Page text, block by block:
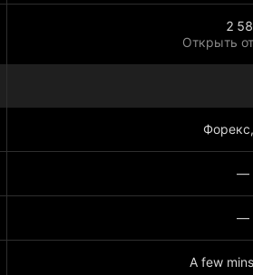
2
Открыть
—
—
A few